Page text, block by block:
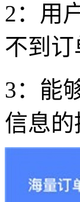
2：用
不到订
3：能
信息的